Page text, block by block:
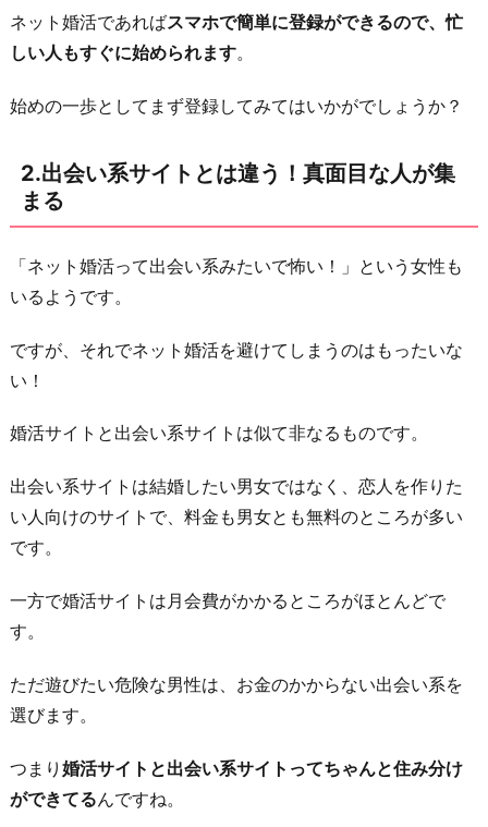
3.
一
効
的
に
た
く
さ
出
る
4.
セ
キ
リ
が
し
か
ネット婚活であればスマホで簡単に登録ができるので、忙
しい人もすぐに始められます。
始めの一歩としてまず登録してみてはいかがでしょうか？
2.出会い系サイトとは違う！真面目な人が集
まる
「ネット婚活って出会い系みたいで怖い！」という女性も
いるようです。
ですが、それでネット婚活を避けてしまうのはもったいな
い！
婚活サイトと出会い系サイトは似て非なるものです。
出会い系サイトは結婚したい男女ではなく、恋人を作りた
い人向けのサイトで、料金も男女とも無料のところが多い
です。
一方で婚活サイトは月会費がかかるところがほとんどで
す。
ただ遊びたい危険な男性は、お金のかからない出会い系を
選びます。
つまり 婚活サイトと出会い系サイトってちゃんと住み分け
ができてるんですね。